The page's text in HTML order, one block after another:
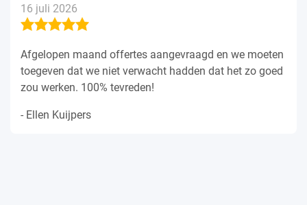
16 juli 2026
Afgelopen maand offertes aangevraagd en we moeten
toegeven dat we niet verwacht hadden dat het zo goed
zou werken. 100% tevreden!
- Ellen Kuijpers